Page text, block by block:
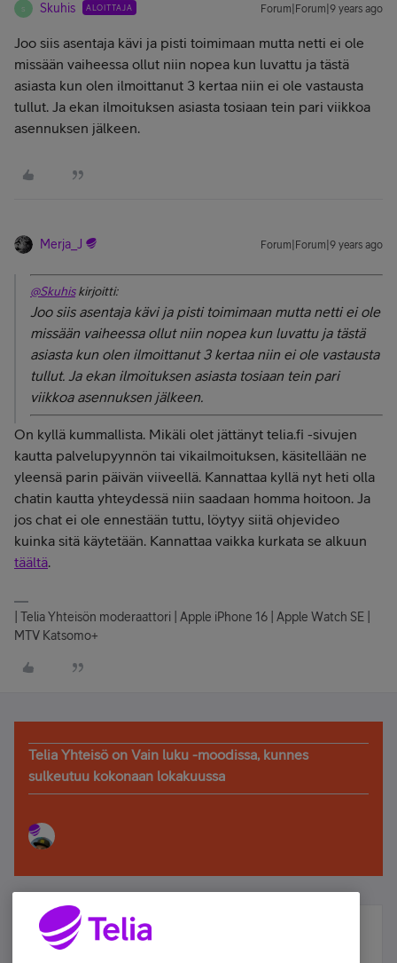
S Skuhis ALOITTAJA Forum|Forum|9 years ago
Joo siis asentaja kävi ja pisti toimimaan mutta netti ei ole
missään vaiheessa ollut niin nopea kun luvattu ja tästä
asiasta kun olen ilmoittanut 3 kertaa niin ei ole vastausta
tullut. Ja ekan ilmoituksen asiasta tosiaan tein pari viikkoa
asennuksen jälkeen.
Merja_J Forum|Forum|9 years ago
@Skuhiskirjoitti:
Joo siis asentaja kävi ja pisti toimimaan mutta netti ei ole
missään vaiheessa ollut niin nopea kun luvattu ja tästä
asiasta kun olen ilmoittanut 3 kertaa niin ei ole vastausta
tullut. Ja ekan ilmoituksen asiasta tosiaan tein pari
viikkoa asennuksen jälkeen.
On kyllä kummallista. Mikäli olet jättänyt telia.fi -sivujen
kautta palvelupyynnön tai vikailmoituksen, käsitellään ne
yleensä parin päivän viiveellä. Kannattaa kyllä nyt heti olla
chatin kautta yhteydessä niin saadaan homma hoitoon. Ja
jos chat ei ole ennestään tuttu, löytyy siitä ohjevideo
kuinka sitä käytetään. Kannattaa vaikka kurkata se alkuun
täältä.
| Telia Yhteisön moderaattori | Apple iPhone 16 | Apple Watch SE |
MTV Katsomo+
Telia Yhteisö on Vain luku -moodissa, kunnes
sulkeutuu kokonaan lokakuussa
Älä jää paitsi – osallistu ja voita!